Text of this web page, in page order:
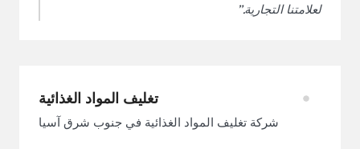
لعلامتنا التجارية.”
تغليف المواد الغذائية
شركة تغليف المواد الغذائية في جنوب شرق آسيا